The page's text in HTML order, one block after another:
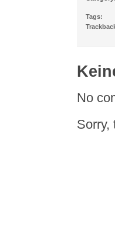
Tags:
No
Sorry,